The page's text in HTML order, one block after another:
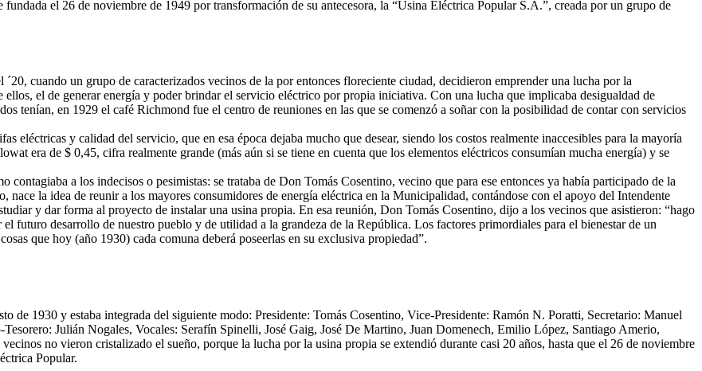
el 26 de noviembre de 1949 por transformación de su antecesora, la “Usina Eléctrica Popular S.A.”, creada por un grupo de
cuando un grupo de caracterizados vecinos de la por entonces floreciente ciudad, decidieron emprender una lucha por la
el de generar energía y poder brindar el servicio eléctrico por propia iniciativa. Con una lucha que implicaba desigualdad de
tenían, en 1929 el café Richmond fue el centro de reuniones en las que se comenzó a soñar con la posibilidad de contar con servicios
eléctricas y calidad del servicio, que en esa época dejaba mucho que desear, siendo los costos realmente inaccesibles para la mayoría
era de $ 0,45, cifra realmente grande (más aún si se tiene en cuenta que los elementos eléctricos consumían mucha energía) y se
contagiaba a los indecisos o pesimistas: se trataba de Don Tomás Cosentino, vecino que para ese entonces ya había participado de la
la idea de reunir a los mayores consumidores de energía eléctrica en la Municipalidad, contándose con el apoyo del Intendente
y dar forma al proyecto de instalar una usina propia. En esa reunión, Don Tomás Cosentino, dijo a los vecinos que asistieron: “hago
futuro desarrollo de nuestro pueblo y de utilidad a la grandeza de la República. Los factores primordiales para el bienestar de un
que hoy (año 1930) cada comuna deberá poseerlas en su exclusiva propiedad”.
de 1930 y estaba integrada del siguiente modo: Presidente: Tomás Cosentino, Vice-Presidente: Ramón N. Poratti, Secretario: Manuel
Julián Nogales, Vocales: Serafín Spinelli, José Gaig, José De Martino, Juan Domenech, Emilio López, Santiago Amerio,
no vieron cristalizado el sueño, porque la lucha por la usina propia se extendió durante casi 20 años, hasta que el 26 de noviembre
Popular.